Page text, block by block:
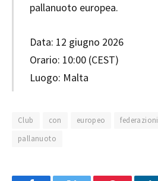
pallanuoto europea.
Data: 12 giugno 2026
Orario: 10:00 (CEST)
Luogo: Malta
Club con europeo federazioni
pallanuoto